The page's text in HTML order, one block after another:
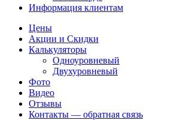
Информация клиентам
Цены
Акции и Скидки
Калькуляторы
Одноуровневый
Двухуровневый
Фото
Видео
Отзывы
Контакты — обратная связь